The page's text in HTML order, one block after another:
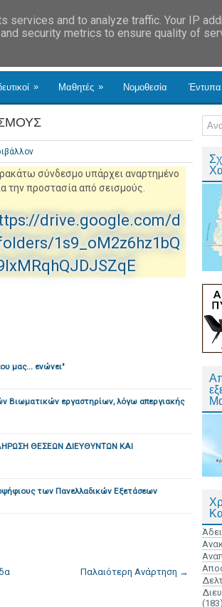
» Μαθητές » Νομοθεσία Έντυπα
σύνδεσμο υπάρχει αναρτημένο
την προστασία από σεισμούς.
drive.google.com/d
1s9_oM2z6hz1bQ
μας... ενώνει"
Βιωματικών εργαστηρίων, λόγω απεργιακής
ΘΕΣΕΩΝ ΔΙΕΥΘΥΝΤΩΝ ΚΑΙ
των Πανελλαδικών Εξετάσεων
Παλαιότερη Ανάρτηση →
(183)
and to analyze traffic. Your IP
security metrics to ensure quality of